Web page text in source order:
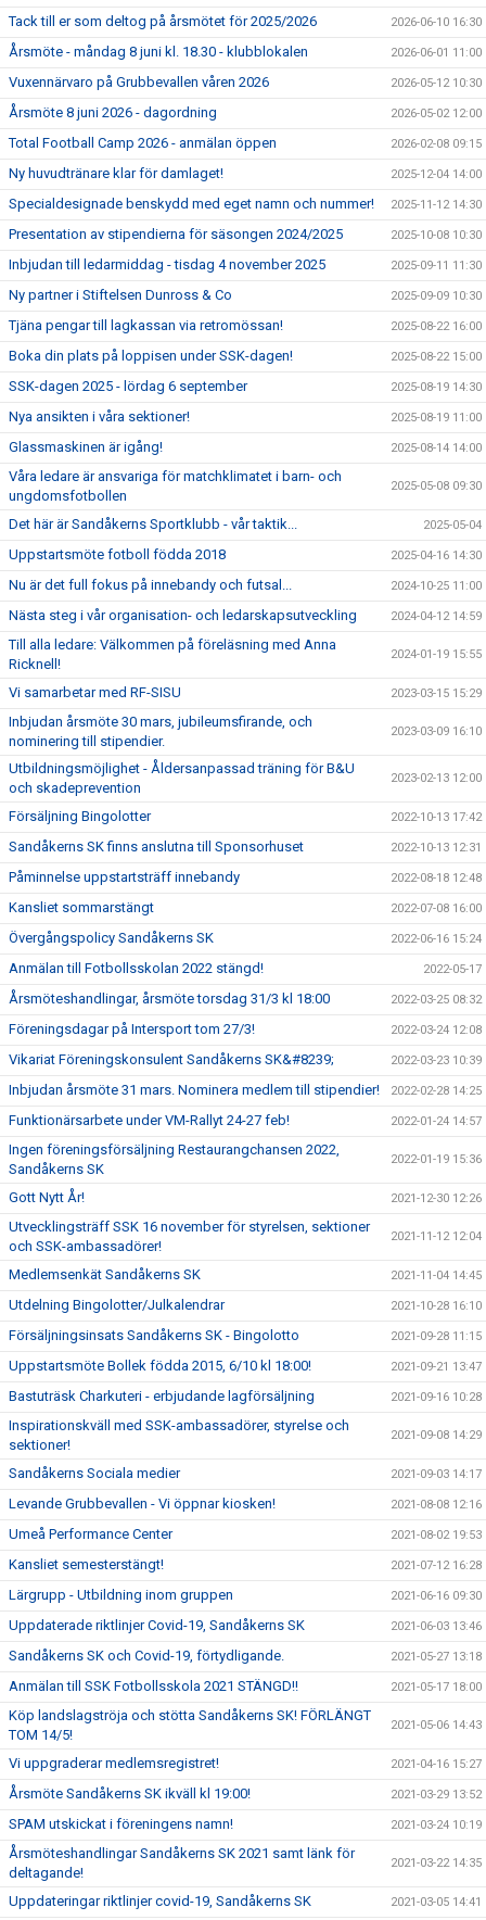
Tack till er som deltog på årsmötet för 2025/2026 2026-06-10 16:30
Årsmöte - måndag 8 juni kl. 18.30 - klubblokalen 2026-06-01 11:00
Vuxennärvaro på Grubbevallen våren 2026 2026-05-12 10:30
Årsmöte 8 juni 2026 - dagordning 2026-05-02 12:00
Total Football Camp 2026 - anmälan öppen 2026-02-08 09:15
Ny huvudtränare klar för damlaget! 2025-12-04 14:00
Specialdesignade benskydd med eget namn och nummer! 2025-11-12 14:30
Presentation av stipendierna för säsongen 2024/2025 2025-10-08 10:30
Inbjudan till ledarmiddag - tisdag 4 november 2025 2025-09-11 11:30
Ny partner i Stiftelsen Dunross & Co 2025-09-09 10:30
Tjäna pengar till lagkassan via retromössan! 2025-08-22 16:00
Boka din plats på loppisen under SSK-dagen! 2025-08-22 15:00
SSK-dagen 2025 - lördag 6 september 2025-08-19 14:30
Nya ansikten i våra sektioner! 2025-08-19 11:00
Glassmaskinen är igång! 2025-08-14 14:00
Våra ledare är ansvariga för matchklimatet i barn- och
ungdomsfotbollen
2025-05-08 09:30
Det här är Sandåkerns Sportklubb - vår taktik... 2025-05-04
Uppstartsmöte fotboll födda 2018 2025-04-16 14:30
Nu är det full fokus på innebandy och futsal... 2024-10-25 11:00
Nästa steg i vår organisation- och ledarskapsutveckling 2024-04-12 14:59
Till alla ledare: Välkommen på föreläsning med Anna
Ricknell!
2024-01-19 15:55
Vi samarbetar med RF-SISU 2023-03-15 15:29
Inbjudan årsmöte 30 mars, jubileumsfirande, och
nominering till stipendier.
2023-03-09 16:10
Utbildningsmöjlighet - Åldersanpassad träning för B&U
och skadeprevention
2023-02-13 12:00
Försäljning Bingolotter 2022-10-13 17:42
Sandåkerns SK finns anslutna till Sponsorhuset 2022-10-13 12:31
Påminnelse uppstartsträff innebandy 2022-08-18 12:48
Kansliet sommarstängt 2022-07-08 16:00
Övergångspolicy Sandåkerns SK 2022-06-16 15:24
Anmälan till Fotbollsskolan 2022 stängd! 2022-05-17
Årsmöteshandlingar, årsmöte torsdag 31/3 kl 18:00 2022-03-25 08:32
Föreningsdagar på Intersport tom 27/3! 2022-03-24 12:08
Vikariat Föreningskonsulent Sandåkerns SK&#8239; 2022-03-23 10:39
Inbjudan årsmöte 31 mars. Nominera medlem till stipendier! 2022-02-28 14:25
Funktionärsarbete under VM-Rallyt 24-27 feb! 2022-01-24 14:57
Ingen föreningsförsäljning Restaurangchansen 2022,
Sandåkerns SK
2022-01-19 15:36
Gott Nytt År! 2021-12-30 12:26
Utvecklingsträff SSK 16 november för styrelsen, sektioner
och SSK-ambassadörer!
2021-11-12 12:04
Medlemsenkät Sandåkerns SK 2021-11-04 14:45
Utdelning Bingolotter/Julkalendrar 2021-10-28 16:10
Försäljningsinsats Sandåkerns SK - Bingolotto 2021-09-28 11:15
Uppstartsmöte Bollek födda 2015, 6/10 kl 18:00! 2021-09-21 13:47
Bastuträsk Charkuteri - erbjudande lagförsäljning 2021-09-16 10:28
Inspirationskväll med SSK-ambassadörer, styrelse och
sektioner!
2021-09-08 14:29
Sandåkerns Sociala medier 2021-09-03 14:17
Levande Grubbevallen - Vi öppnar kiosken! 2021-08-08 12:16
Umeå Performance Center 2021-08-02 19:53
Kansliet semesterstängt! 2021-07-12 16:28
Lärgrupp - Utbildning inom gruppen 2021-06-16 09:30
Uppdaterade riktlinjer Covid-19, Sandåkerns SK 2021-06-03 13:46
Sandåkerns SK och Covid-19, förtydligande. 2021-05-27 13:18
Anmälan till SSK Fotbollsskola 2021 STÄNGD!! 2021-05-17 18:00
Köp landslagströja och stötta Sandåkerns SK! FÖRLÄNGT
TOM 14/5!
2021-05-06 14:43
Vi uppgraderar medlemsregistret! 2021-04-16 15:27
Årsmöte Sandåkerns SK ikväll kl 19:00! 2021-03-29 13:52
SPAM utskickat i föreningens namn! 2021-03-24 10:19
Årsmöteshandlingar Sandåkerns SK 2021 samt länk för
deltagande!
2021-03-22 14:35
Uppdateringar riktlinjer covid-19, Sandåkerns SK 2021-03-05 14:41